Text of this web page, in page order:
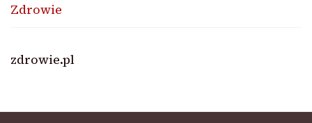
Zdrowie
zdrowie.pl